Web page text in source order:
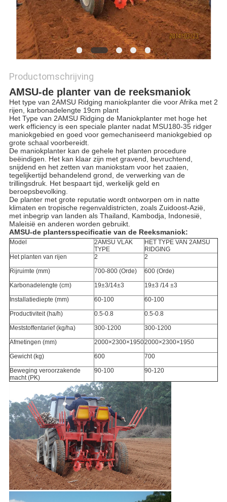
Productomschrijving
AMSU-de planter van de reeksmaniok
Het type van 2AMSU Ridging maniokplanter die voor Afrika met 2
rijen, karbonadelengte 19cm plant
Het Type van 2AMSU Ridging de Maniokplanter met hoge het
werk efficiency is een speciale planter nadat MSU180-35 ridger
maniokgebied en goed voor gemechaniseerd maniokgebied op
grote schaal voorbereidt.
De maniokplanter kan de gehele het planten procedure
beëindigen. Het kan klaar zijn met gravend, bevruchtend,
snijdend en het zetten van maniokstam voor het zaaien,
tegelijkertijd behandelend grond, de verwerking van de
trillingsdruk. Het bespaart tijd, werkelijk geld en
beroepsbevolking.
De planter met grote reputatie wordt ontworpen om in natte
klimaten en tropische regenvaldistricten, zoals Zuidoost-Azië,
met inbegrip van landen als Thailand, Kambodja, Indonesië,
Maleisië en anderen worden gebruikt.
AMSU-de plantersspecificatie van de Reeksmaniok:
Model
2AMSU VLAK
TYPE
HET TYPE VAN 2AMSU
RIDGING
Het planten van rijen
2
2
Rijruimte (mm)
700-800 (Orde)
600 (Orde)
Karbonadelengte (cm)
19±3/14±3
19±3 /14 ±3
Installatiediepte (mm)
60-100
60-100
Productiviteit (ha/h)
0.5-0.8
0.5-0.8
Meststoffentarief (kg/ha)
300-1200
300-1200
Afmetingen (mm)
2000×2300×19502000×2300×1950
Gewicht (kg)
600
700
Beweging veroorzakende
macht (PK)
90-100 90-120